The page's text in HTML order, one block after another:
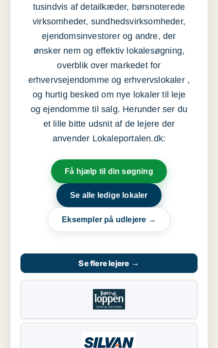
tusindvis af detailkæder, børsnoterede
virksomheder, sundhedsvirksomheder,
ejendomsinvestorer og andre, der
ønsker nem og effektiv lokalesøgning,
overblik over markedet for
erhvervsejendomme og erhvervslokaler ,
og hurtig besked om nye lokaler til leje
og ejendomme til salg. Herunder ser du
et lille bitte udsnit af de lejere der
anvender Lokaleportalen.dk:
Få hjælp til din søgning
Se alle ledige lokaler
Eksempler på udlejere →
Se flere lejere →